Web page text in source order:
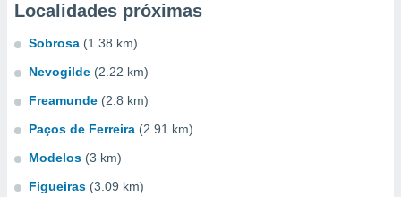
Localidades próximas
Sobrosa (1.38 km)
Nevogilde (2.22 km)
Freamunde (2.8 km)
Paços de Ferreira (2.91 km)
Modelos (3 km)
Figueiras (3.09 km)